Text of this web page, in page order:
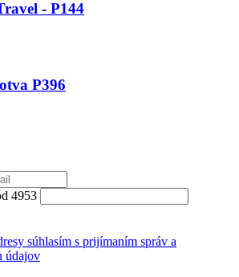
- P144
P396
4953
súhlasím s prijímaním správ a
údajov